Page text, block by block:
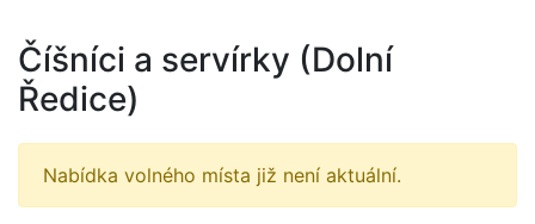
Číšníci a servírky (Dolní
Ředice)
Nabídka volného místa již není aktuální.